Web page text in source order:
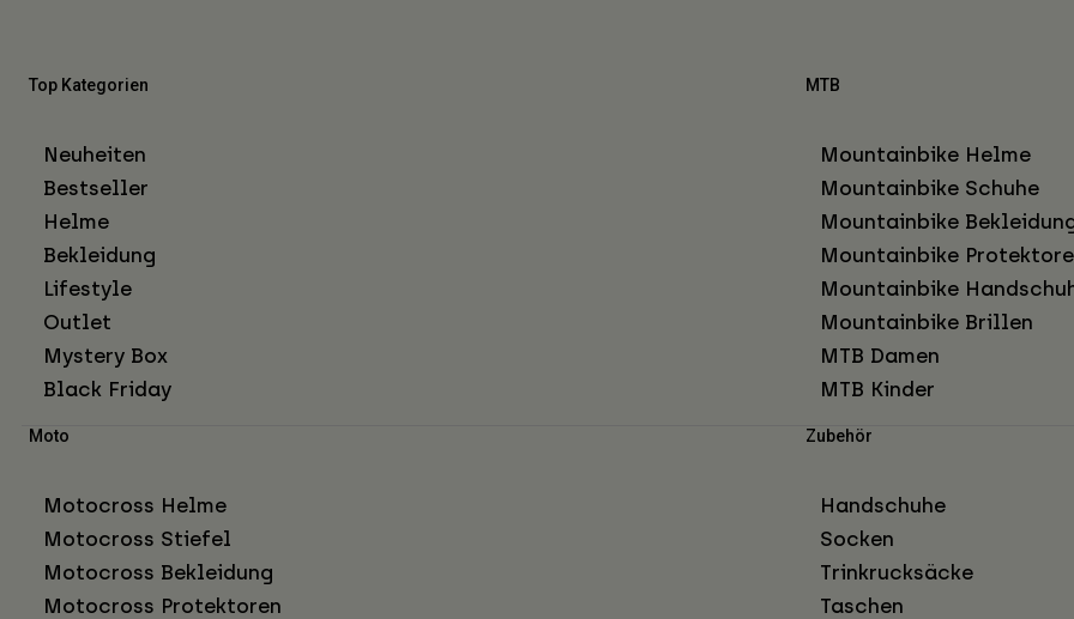
Top Kategorien
Neuheiten
Bestseller
Helme
Bekleidung
Lifestyle
Outlet
Mystery Box
Black Friday
MTB
Mountainbike Helme
Mountainbike Schuhe
Mountainbike
Mountainbike
Mountainbike
Mountainbike Brillen
MTB Damen
MTB Kinder
Moto
Motocross Helme
Motocross Stiefel
Motocross Bekleidung
Motocross Protektoren
Zubehör
Handschuhe
Socken
Trinkrucksäcke
Taschen